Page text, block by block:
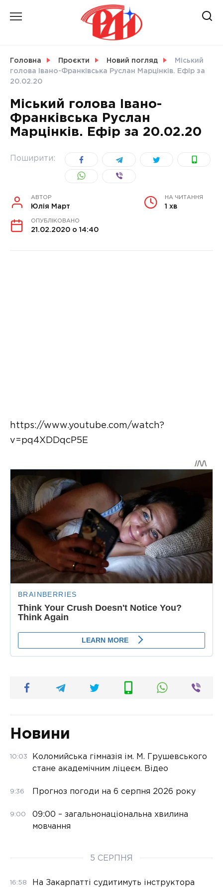
СВІТ
УКРАЇНА
Головна Проєкти Новий погляд
Міський
голова Івано-Франківська Руслан Марцінків. Ефір за
20.02.20
Міський голова Івано-
Франківська Руслан
Марцінків. Ефір за 20.02.20
Поширити:
АВТОР
Юлія Март
НА ЧИТАННЯ
1 хв
ОПУБЛІКОВАНО
21.02.2020 о 14:40
https://www.youtube.com/watch?
v=pq4XDDqcP5E
Новини
10:03
Коломийська гімназія ім. М. Грушевського
стане академічним ліцеєм. Відео
9:36 Прогноз погоди на 6 серпня 2026 року
9:00
09:00 – загальнонаціональна хвилина
мовчання
5 СЕРПНЯ
16:58
На Закарпатті судитимуть інструктора